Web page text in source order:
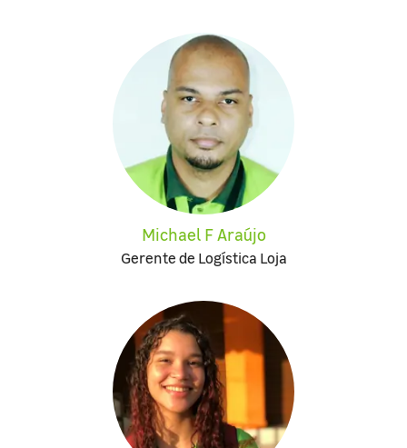
Michael F Araújo
Gerente de Logística Loja